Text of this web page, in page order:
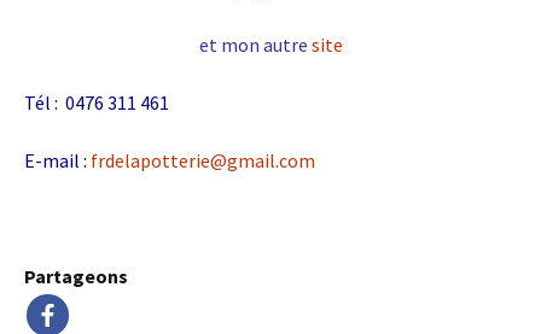
et mon autre site
Tél : 0476 311 461
E-mail : frdelapotterie@gmail.com
Partageons